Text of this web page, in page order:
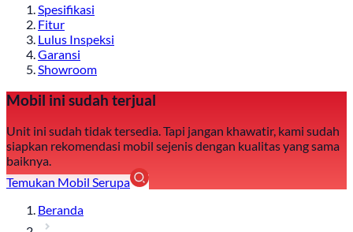
Spesifikasi
Fitur
Lulus Inspeksi
Garansi
Showroom
Mobil ini sudah terjual
Unit ini sudah tidak tersedia. Tapi jangan khawatir, kami sudah
siapkan rekomendasi mobil sejenis dengan kualitas yang sama
baiknya.
Temukan Mobil Serupa
Beranda